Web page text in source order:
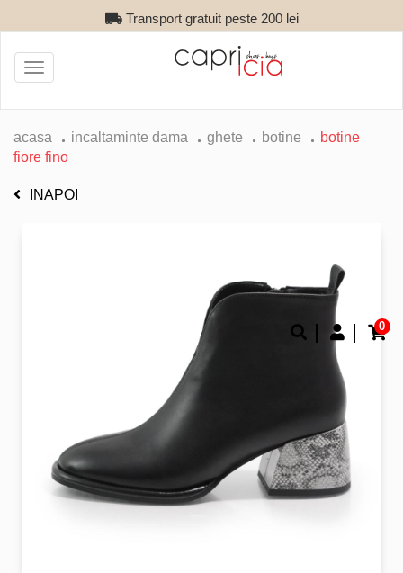
Transport gratuit peste 200 lei
0
Toggle
navigation
acasa incaltaminte dama ghete botine
botine
fiore fino
INAPOI